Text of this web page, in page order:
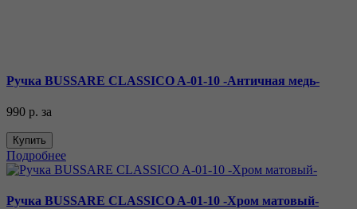
Ручка BUSSARE CLASSICO A-01-10 -Античная медь-
990 р. за
Купить
Подробнее
Ручка BUSSARE CLASSICO A-01-10 -Хром матовый-